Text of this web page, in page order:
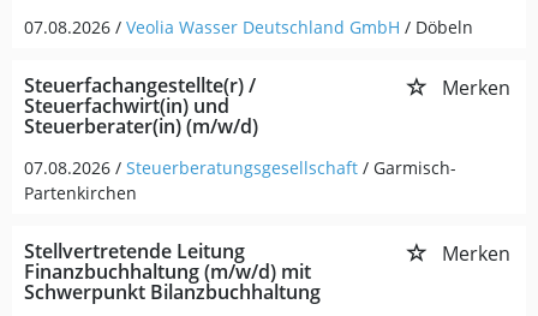
07.08.2026 / Veolia Wasser Deutschland GmbH / Döbeln
Steuerfachangestellte(r) /
Steuerfachwirt(in) und
Steuerberater(in) (m/w/d)
Merken
07.08.2026 / Steuerberatungsgesellschaft / Garmisch-
Partenkirchen
Stellvertretende Leitung
Finanzbuchhaltung (m/w/d) mit
Schwerpunkt Bilanzbuchhaltung
Merken